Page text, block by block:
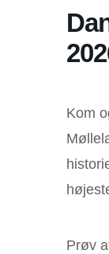
Kom
Prøv